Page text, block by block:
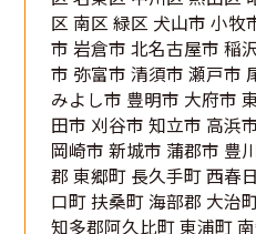
区 南区 緑区 犬山市 小牧
市 岩倉市 北名古屋市 稲
市 弥富市 清須市 瀬戸市
みよし市 豊明市 大府市
田市 刈谷市 知立市 高浜
岡崎市 新城市 蒲郡市 豊
郡 東郷町 長久手町 西春
口町 扶桑町 海部郡 大治
知多郡阿久比町 東浦町